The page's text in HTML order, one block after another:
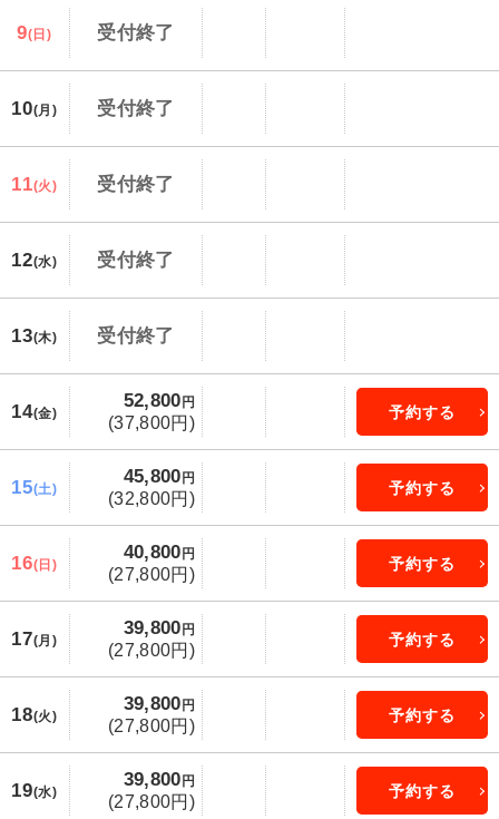
9(日) 受付終了
10(月) 受付終了
11(火) 受付終了
12(水) 受付終了
13(木) 受付終了
14(金)
52,800 円
(37,800円)
予約する
15(土)
45,800 円
(32,800円)
予約する
16(日)
40,800 円
(27,800円)
予約する
17(月)
39,800 円
(27,800円)
予約する
18(火)
39,800 円
(27,800円)
予約する
19(水)
39,800 円
(27,800円)
予約する